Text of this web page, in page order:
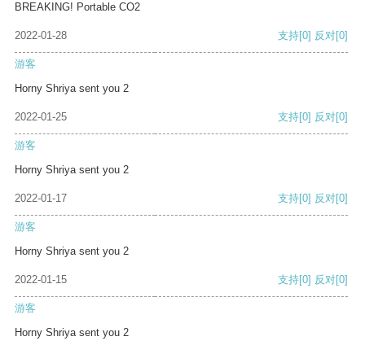
BREAKING! Portable CO2
2022-01-28 支持[0] 反对[0]
游客
Horny Shriya sent you 2
2022-01-25 支持[0] 反对[0]
游客
Horny Shriya sent you 2
2022-01-17 支持[0] 反对[0]
游客
Horny Shriya sent you 2
2022-01-15 支持[0] 反对[0]
游客
Horny Shriya sent you 2